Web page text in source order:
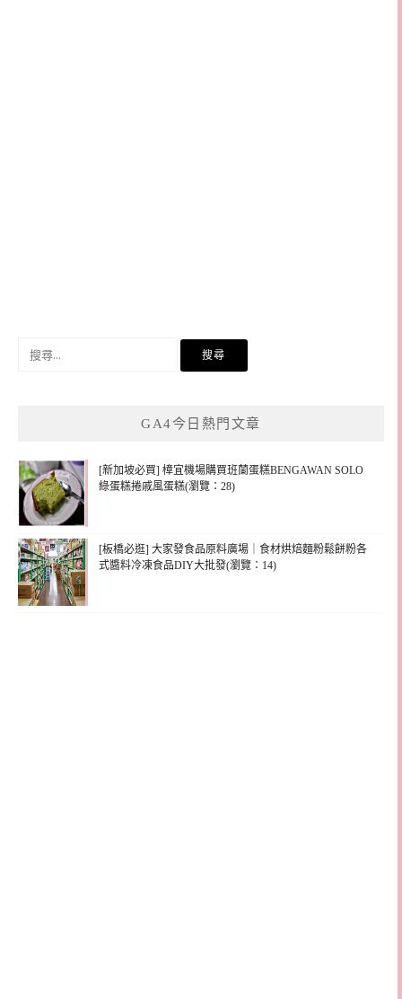
GA4今日熱門文章
[新加坡必買] 樟宜機場購買班蘭蛋糕BENGAWAN SOLO
綠蛋糕捲戚風蛋糕(瀏覽：28)
[板橋必逛] 大家發食品原料廣場｜食材烘焙麵粉鬆餅粉各
式醬料冷凍食品DIY大批發(瀏覽：14)